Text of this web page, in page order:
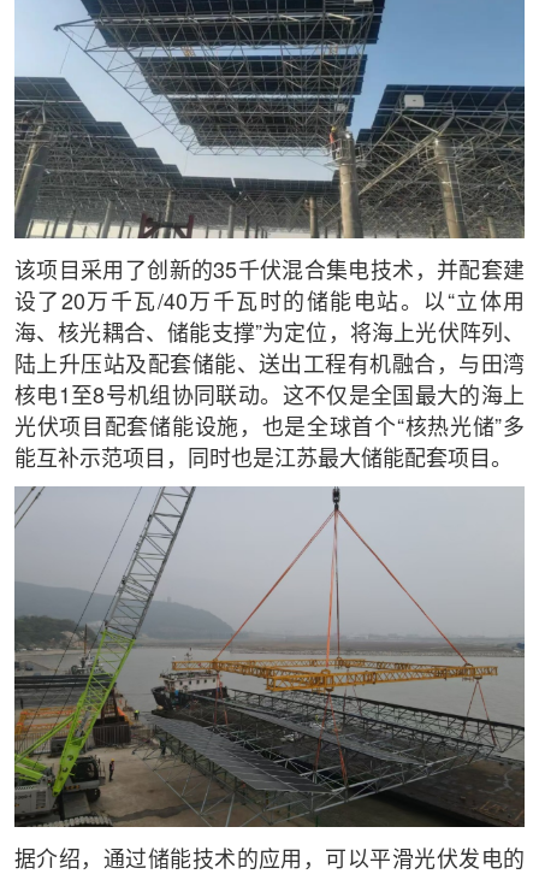
该项目采用了创新的35千伏混合集电技术，并配套建
设了20万千瓦/40万千瓦时的储能电站。以“立体用
海、核光耦合、储能支撑”为定位，将海上光伏阵列、
陆上升压站及配套储能、送出工程有机融合，与田湾
核电1至8号机组协同联动。这不仅是全国最大的海上
光伏项目配套储能设施，也是全球首个“核热光储”多
能互补示范项目，同时也是江苏最大储能配套项目。
据介绍，通过储能技术的应用，可以平滑光伏发电的